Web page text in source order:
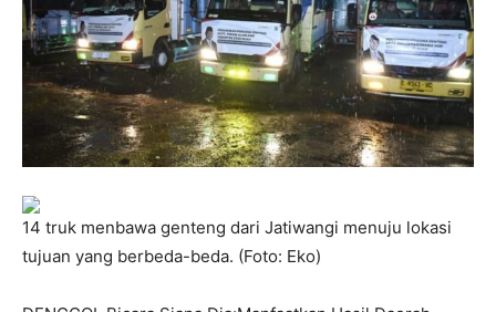
14 truk menbawa genteng dari Jatiwangi menuju lokasi
tujuan yang berbeda-beda. (Foto: Eko)